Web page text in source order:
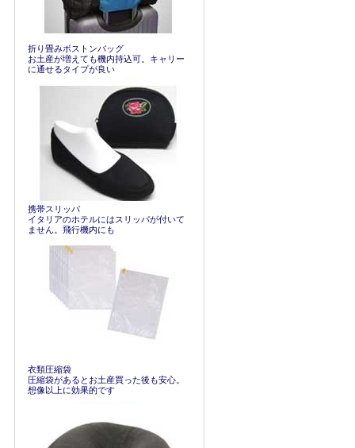
折り畳みボストンバッグ
お土産が増えても機内持込可。キャリー
に通せるタイプが良い
携帯スリッパ
イタリアのホテルにはスリッパが付いて
ません。飛行機内にも
衣類圧縮袋
圧縮袋があるとお土産買った後も安心。
想像以上に効果的です